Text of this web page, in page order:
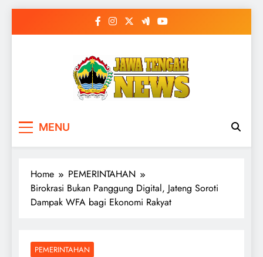
MENU
Home
PEMERINTAHAN
Birokrasi Bukan Panggung Digital, Jateng Soroti
Dampak WFA bagi Ekonomi Rakyat
PEMERINTAHAN